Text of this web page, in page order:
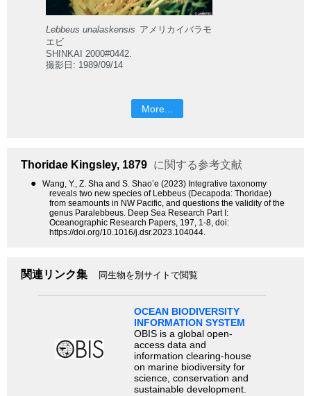
Lebbeus unalaskensis アメリカイバラモ
エビ
SHINKAI 2000#0442.
撮影日: 1989/09/14
More...
Thoridae Kingsley, 1879 に関する参考文献
●
Wang, Y., Z. Sha and S. Shao’e (2023) Integrative taxonomy
reveals two new species of Lebbeus (Decapoda: Thoridae)
from seamounts in NW Pacific, and questions the validity of the
genus Paralebbeus. Deep Sea Research Part I:
Oceanographic Research Papers, 197, 1-8, doi:
https://doi.org/10.1016/j.dsr.2023.104044.
関連リンク集 同生物を別サイトで閲覧
OCEAN BIODIVERSITY
INFORMATION SYSTEM
OBIS is a global open-
access data and
information clearing-house
on marine biodiversity for
science, conservation and
sustainable development.